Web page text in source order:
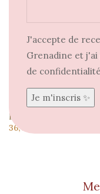
J'accepte de
Grenadine et j'ai
de
Boucle d’oreille Doria
Boucles d'oreilles
36,00